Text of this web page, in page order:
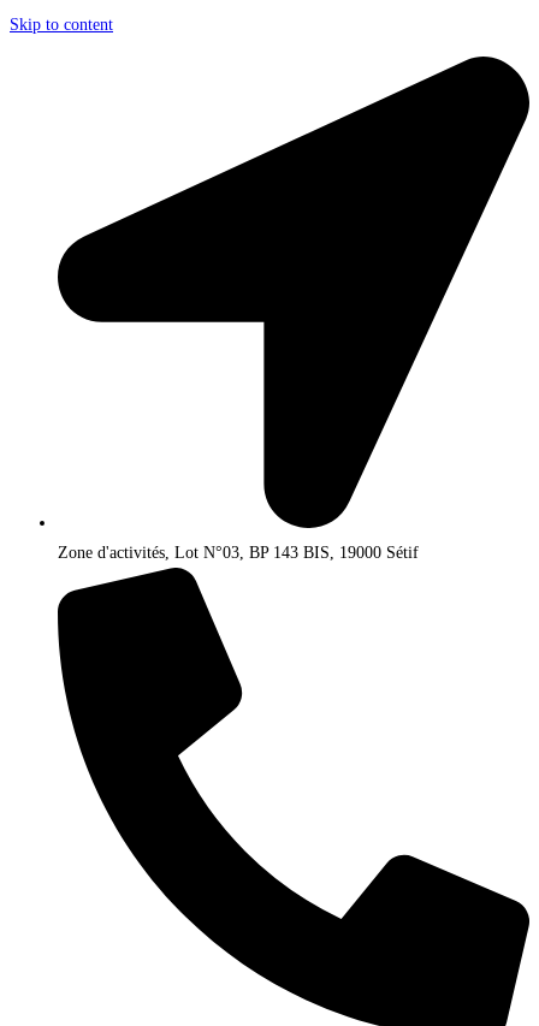
Skip to content
Zone d'activités, Lot N°03, BP 143 BIS, 19000 Sétif